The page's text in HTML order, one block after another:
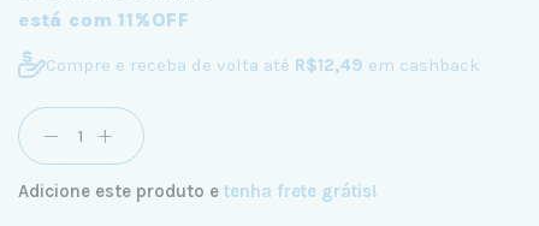
está com 11%OFF
Compre e receba de volta até R$12,49 em cashback
Adicione este produto e tenha frete grátis!